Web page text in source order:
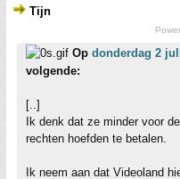
Tijn
Op donderdag 2
volgende:
[..]
Ik denk dat ze minder voor
rechten hoefden te betalen.
Ik neem aan dat Videoland